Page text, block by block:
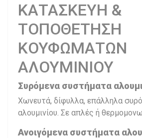
ΚΑΤΑΣΚΕΥΗ &
ΤΟΠΟΘΕΤΗΣΗ
ΚΟΥΦΩΜΑΤΩΝ
ΑΛΟΥΜΙΝΙΟΥ
Συρόμενα συστήματα
Χωνευτά, δίφυλλα, επάλληλα
αλουμινίου. Σε απλές ή
Ανοιγόμενα συστήματα